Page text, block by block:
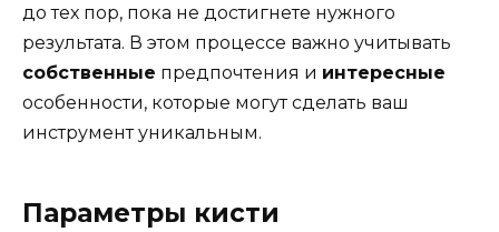
до тех пор, пока не достигнете нужного
результата. В этом процессе важно учитывать
собственные предпочтения и интересные
особенности, которые могут сделать ваш
инструмент уникальным.
Параметры кисти